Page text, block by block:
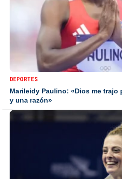
DEPORTES
Marileidy Paulino: «Dios me trajo
y una razón»